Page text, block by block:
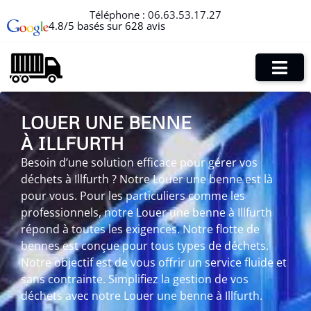
Téléphone : 06.63.53.17.27
4.8/5 basés sur 628 avis
LOUER UNE BENNE
À ILLFURTH
Besoin d’une solution efficace pour gérer vos
déchets à Illfurth ? Notre Louer une benne est là
pour vous. Pour les particuliers comme les
professionnels, notre Louer une benne à Illfurth
répond à toutes les exigences. Notre flotte de
bennes est conçue pour tous types de déchets.
Notre objectif est de vous offrir un service fluide et
sans contrainte. Simplifiez la gestion de vos
déchets avec notre Louer une benne à Illfurth.